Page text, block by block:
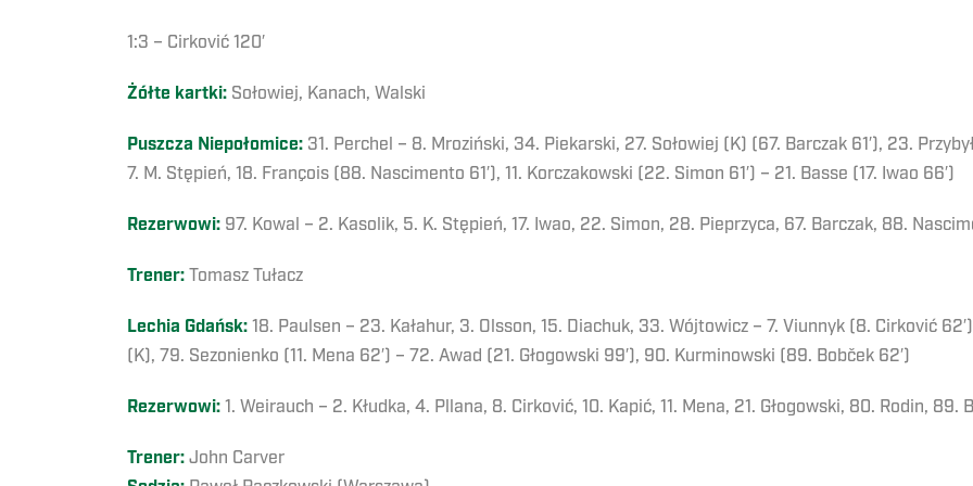
1:3 – Cirković 120′
Żółte kartki: Sołowiej, Kanach, Walski
Puszcza Niepołomice: 31. Perchel – 8. Mroziński, 34. Piekarski, 27. Sołowiej (K) (67. Barczak 61′), 23.
7. M. Stępień, 18. François (88. Nascimento 61′), 11. Korczakowski (22. Simon 61′) – 21. Basse (17. Iwao 66′)
Rezerwowi: 97. Kowal – 2. Kasolik, 5. K. Stępień, 17. Iwao, 22. Simon, 28. Pieprzyca, 67. Barczak, 88.
Trener: Tomasz Tułacz
Lechia Gdańsk: 18. Paulsen – 23. Kałahur, 3. Olsson, 15. Diachuk, 33. Wójtowicz – 7. Viunnyk (8. Cirković
(K), 79. Sezonienko (11. Mena 62′) – 72. Awad (21. Głogowski 99′), 90. Kurminowski (89. Bobček 62′)
Rezerwowi: 1. Weirauch – 2. Kłudka, 4. Pllana, 8. Cirković, 10. Kapić, 11. Mena, 21. Głogowski, 80. Rodin, 89.
Trener: John Carver